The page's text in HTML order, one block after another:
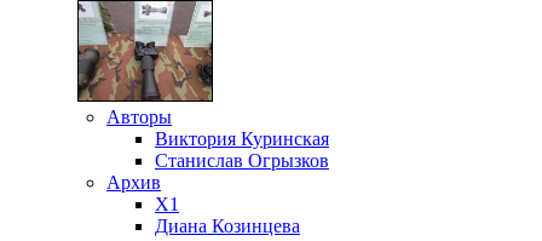
Авторы
Виктория Куринская
Станислав Огрызков
Архив
X1
Диана Козинцева